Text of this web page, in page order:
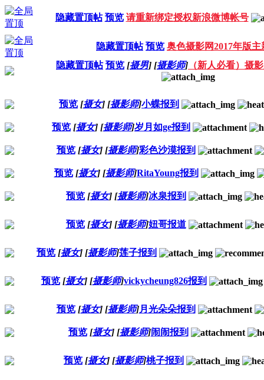
隐藏置顶帖 预览 请重新绑定授权新浪微博帐号
隐藏置顶帖 预览 奥色摄影网2017年版主
隐藏置顶帖 预览 [摄男] [摄影师] （新人必看）摄
预览 [摄女] [摄影师]小蝶报到
预览 [摄女] [摄影师]岁月如ge报到
预览 [摄女] [摄影师]彩色沙漠报到
预览 [摄女] [摄影师]RitaYoung报到
预览 [摄女] [摄影师]冰泉报到
预览 [摄女] [摄影师]妞哥报道
预览 [摄女] [摄影师]莲子报到
预览 [摄女] [摄影师]vickycheung826报到
预览 [摄女] [摄影师]月光朵朵报到
预览 [摄女] [摄影师]闹闹报到
预览 [摄女] [摄影师]桃子报到